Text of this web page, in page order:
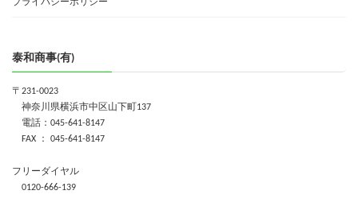
プライバシーポリシー
泰和商事(有)
〒231-0023
神奈川県横浜市中区山下町137
電話：045-641-8147
FAX ： 045-641-8147
フリーダイヤル
0120-666-139